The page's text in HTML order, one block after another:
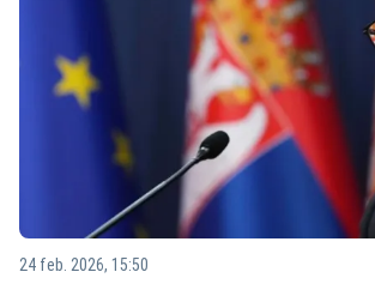
24 feb. 2026, 15:50